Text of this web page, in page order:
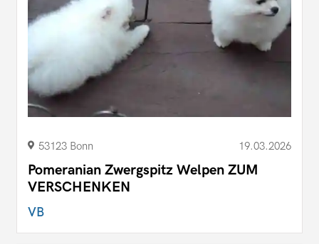
53123 Bonn 19.03.2026
Pomeranian Zwergspitz Welpen ZUM
VERSCHENKEN
VB